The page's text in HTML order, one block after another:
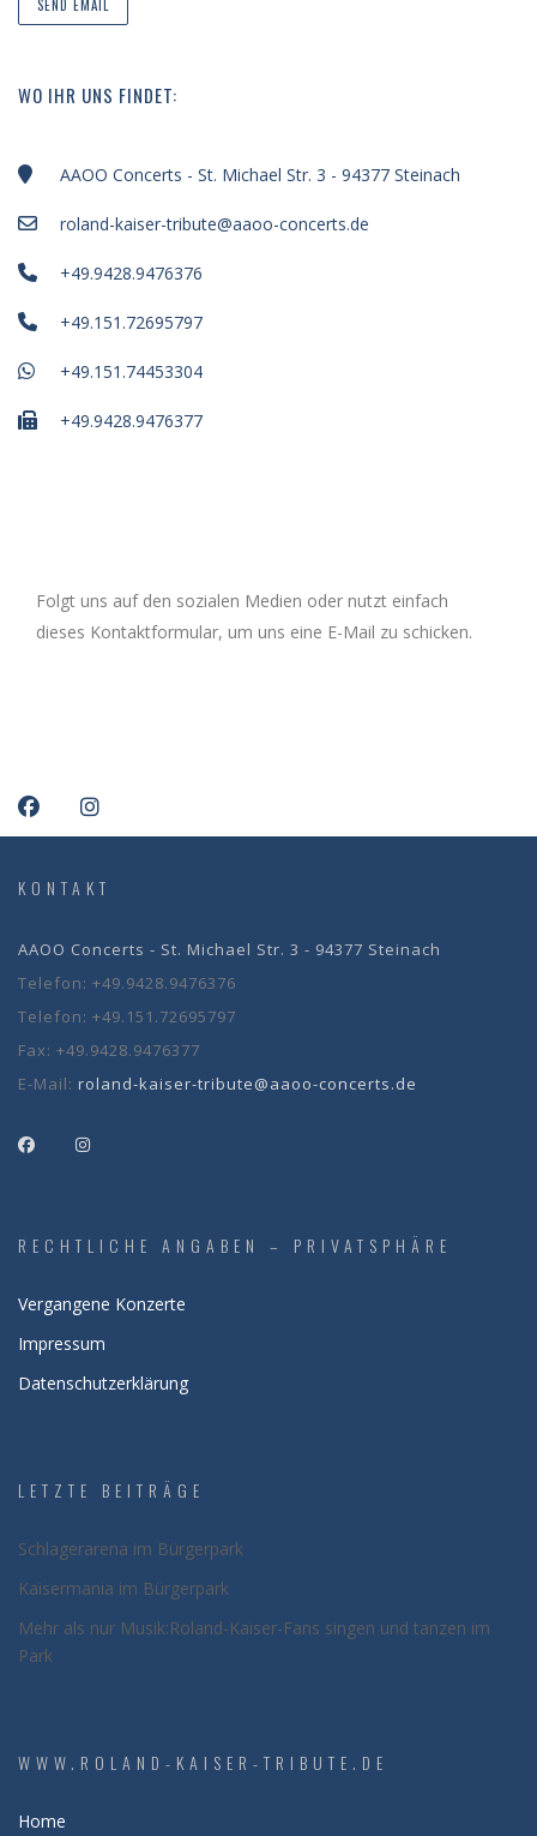
WO IHR UNS FINDET:
AAOO Concerts - St. Michael Str. 3 - 94377 Steinach
roland-kaiser-tribute@aaoo-concerts.de
+49.9428.9476376
+49.151.72695797
+49.151.74453304
+49.9428.9476377
Folgt uns auf den sozialen Medien oder nutzt einfach
dieses Kontaktformular, um uns eine E-Mail zu schicken.
KONTAKT
AAOO Concerts - St. Michael Str. 3 - 94377 Steinach
Telefon: +49.9428.9476376
Telefon: +49.151.72695797
Fax: +49.9428.9476377
E-Mail: roland-kaiser-tribute@aaoo-concerts.de
RECHTLICHE ANGABEN – PRIVATSPHÄRE
Vergangene Konzerte
Impressum
Datenschutzerklärung
LETZTE BEITRÄGE
Schlagerarena im Bürgerpark
Kaisermania im Bürgerpark
Mehr als nur Musik:Roland-Kaiser-Fans singen und tanzen im
Park
WWW.ROLAND-KAISER-TRIBUTE.DE
Home